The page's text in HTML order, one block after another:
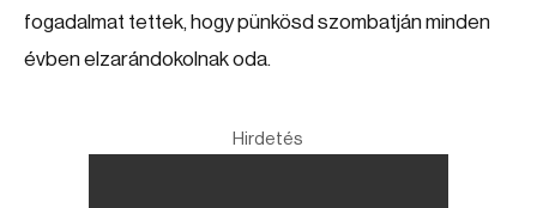
fogadalmat tettek, hogy pünkösd szombatján minden
évben elzarándokolnak oda.
Hirdetés